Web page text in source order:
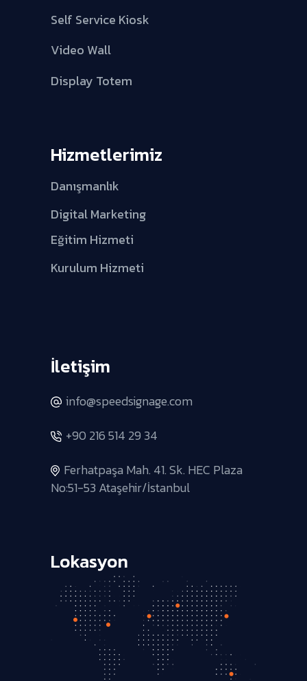
Self Service Kiosk
Video Wall
Display Totem
Hizmetlerimiz
Danışmanlık
Digital Marketing
Eğitim Hizmeti
Kurulum Hizmeti
İletişim
info@speedsignage.com
+90 216 514 29 34
Ferhatpaşa Mah. 41. Sk. HEC Plaza
No:51-53 Ataşehir/İstanbul
Lokasyon